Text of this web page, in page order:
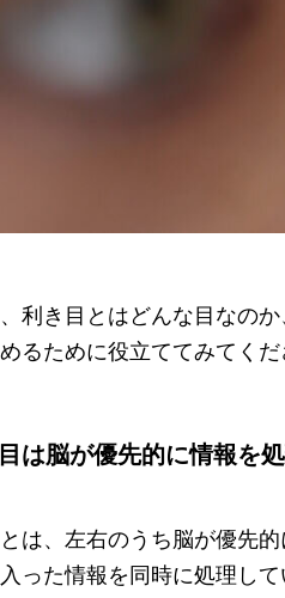
利き目とはどんな目なの
るために役立ててみてくだ
は脳が優先的に情報を
は、左右のうち脳が優先
った情報を同時に処理し